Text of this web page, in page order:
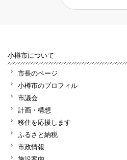
小樽市について
市長のページ
小樽市のプロフィル
市議会
計画・構想
移住を応援します
ふるさと納税
市政情報